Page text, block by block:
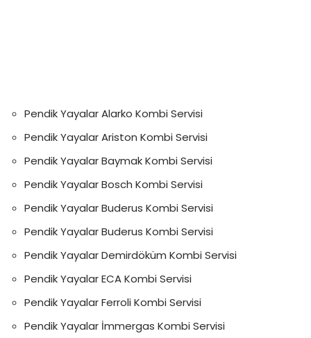
Pendik Yayalar Alarko Kombi Servisi
Pendik Yayalar Ariston Kombi Servisi
Pendik Yayalar Baymak Kombi Servisi
Pendik Yayalar Bosch Kombi Servisi
Pendik Yayalar Buderus Kombi Servisi
Pendik Yayalar Buderus Kombi Servisi
Pendik Yayalar Demirdöküm Kombi Servisi
Pendik Yayalar ECA Kombi Servisi
Pendik Yayalar Ferroli Kombi Servisi
Pendik Yayalar İmmergas Kombi Servisi